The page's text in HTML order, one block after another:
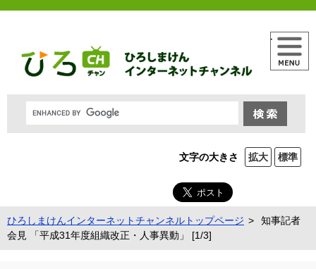
文字の大きさ 拡大 標準
メニュー
ひろしまけんインターネットチャンネルトップページ
知事記者
会見 「平成31年度組織改正・人事異動」 [1/3]